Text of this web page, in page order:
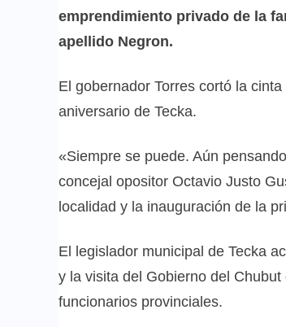
emprendimiento privado de la
apellido Negron.
El gobernador Torres cortó la
aniversario de Tecka.
«Siempre se puede. Aún
concejal opositor Octavio Justo
localidad y la inauguración de la
El legislador municipal de Tecka
y la visita del Gobierno del
funcionarios provinciales.